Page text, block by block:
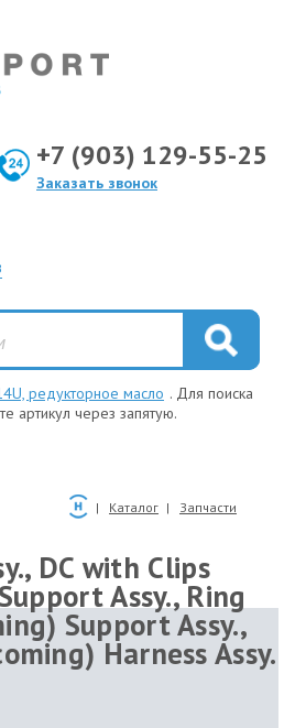
+7 (903) 129-55-25
Заказать звонок
редукторное масло . Для поиска
артикул через запятую.
Каталог Запчасти
DC with Clips
Assy., Ring
Support Assy.,
Harness Assy.